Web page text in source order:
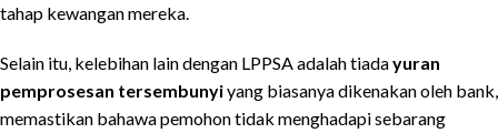
tahap kewangan mereka.
Selain itu, kelebihan lain dengan LPPSA adalah tiadayuran
pemprosesan tersembunyiyang biasanya dikenakan oleh bank,
memastikan bahawa pemohon tidak menghadapi sebarang